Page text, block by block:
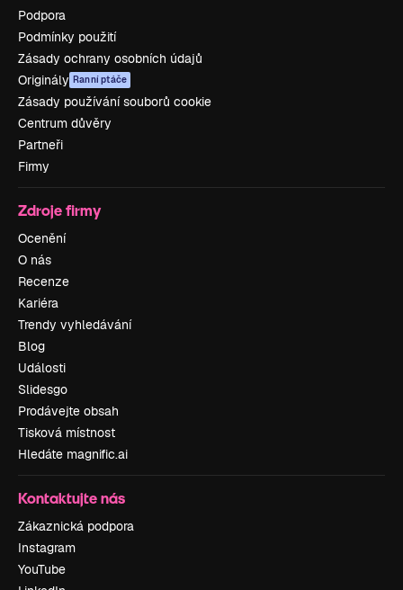
Podpora
Podmínky použití
Zásady ochrany osobních údajů
Originály Ranní ptáče
Zásady používání souborů cookie
Centrum důvěry
Partneři
Firmy
Zdroje firmy
Ocenění
O nás
Recenze
Kariéra
Trendy vyhledávání
Blog
Události
Slidesgo
Prodávejte obsah
Tisková místnost
Hledáte magnific.ai
Kontaktujte nás
Zákaznická podpora
Instagram
YouTube